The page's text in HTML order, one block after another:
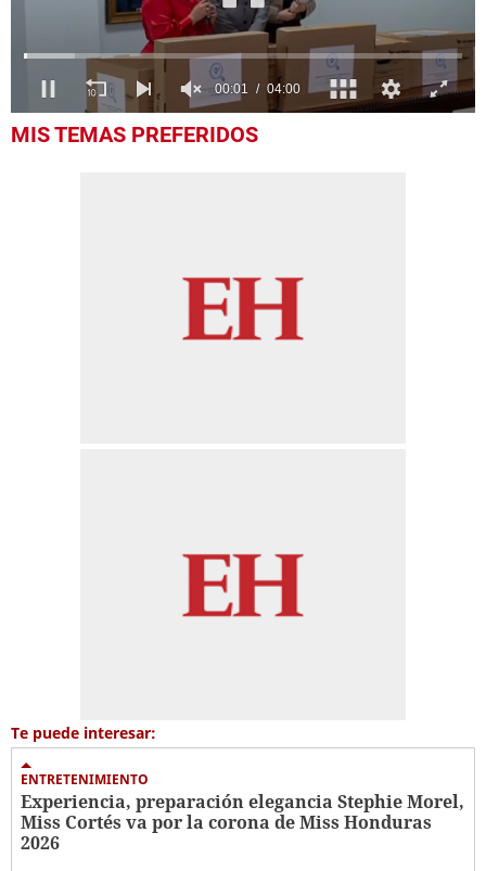
seconds
MIS TEMAS PREFERIDOS
Te puede interesar:
ENTRETENIMIENTO
Experiencia, preparación elegancia Stephie Morel,
Miss Cortés va por la corona de Miss Honduras
2026